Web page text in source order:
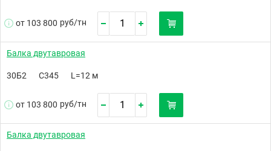
от 103 800 руб/тн
Балка двутавровая
30Б2 С345 L=12 м
от 103 800 руб/тн
Балка двутавровая